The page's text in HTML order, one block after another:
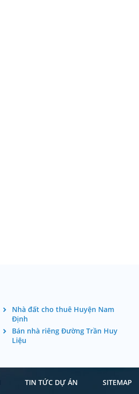
Nhà đất cho thuê Huyện Nam
Định
Bán nhà riêng Đường Trần Huy
Liệu
TIN TỨC DỰ ÁN SITEMAP